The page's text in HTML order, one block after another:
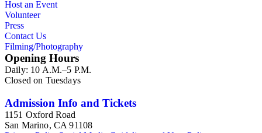
Host an Event
Volunteer
Press
Contact Us
Filming/Photography
Opening Hours
Daily: 10 A.M.–5 P.M.
Closed on Tuesdays
Admission Info and Tickets
1151 Oxford Road
San Marino, CA 91108